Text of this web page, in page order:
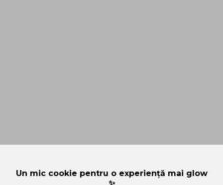
Un mic cookie pentru o experiență mai glow